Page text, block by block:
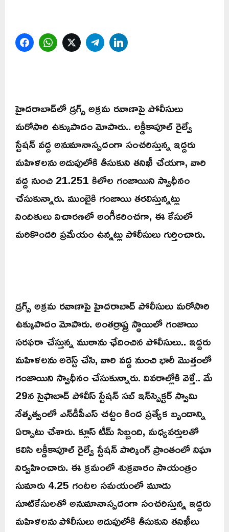
FacebookWhatsAppTwitterTelegram
హైదరాబాద్‌లో డ్రగ్స్ అక్రమ రవాణాపై పోలీసులు
మరోసారి ఉక్కుపాదం మోపారు.. లక్డీకాపూల్ రైల్వే
స్టేషన్ వద్ద అనుమానాస్పదంగా సంచరిస్తున్న ఇద్దరు
మహిళలను అదుపులోకి తీసుకుని తనిఖీ చేయగా, వారి
వద్ద నుంచి 21.251 కిలోల గంజాయిని స్వాధీనం
చేసుకున్నారు. ముంబైకి గంజాయి తరలిస్తున్నట్లు
నిందితులు విచారణలో అంగీకరించగా, ఈ కేసులో
మరికొందరి ప్రమేయం ఉన్నట్లు పోలీసులు గుర్తించారు.
డ్రగ్స్ అక్రమ రవాణాపై హైదరాబాద్ పోలీసులు మరోసారి
ఉక్కుపాదం మోపారు. అంతర్రాష్ట్ర స్థాయిలో గంజాయి
సరఫరా చేస్తున్న ముఠాను ఛేదించిన పోలీసులు.. ఇద్దరు
మహిళలను అరెస్ట్ చేసి, వారి వద్ద నుంచి భారీ మొత్తంలో
గంజాయిని స్వాధీనం చేసుకున్నారు. వివరాల్లోకి వెళ్తే.. మే
29న సైఫాబాద్ పోలీస్ స్టేషన్ సబ్ ఇన్‌స్పెక్టర్ స్వామి
నేతృత్వంలో ఎన్‌డీపీఎస్ చట్టం కింద ప్రత్యేక బృందాన్ని
ఏర్పాటు చేశారు. క్లూస్ టీమ్ సిబ్బంది, మధ్యవర్తులతో
కలిసి లక్డీకాపూల్ రైల్వే స్టేషన్ పార్కింగ్ ప్రాంతంలో నిఘా
నిర్వహించారు. ఈ క్రమంలో శుక్రవారం సాయంత్రం
సుమారు 4.25 గంటల సమయంలో మూడు
సూట్‌కేసులతో అనుమానాస్పదంగా సంచరిస్తున్న ఇద్దరు
మహిళలను పోలీసులు అదుపులోకి తీసుకుని తనిఖీలు